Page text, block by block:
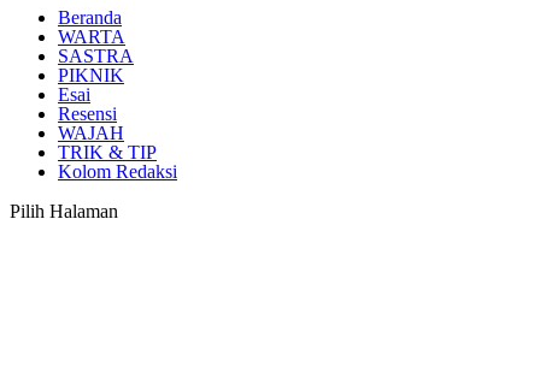
Beranda
WARTA
SASTRA
PIKNIK
Esai
Resensi
WAJAH
TRIK & TIP
Kolom Redaksi
Pilih Halaman